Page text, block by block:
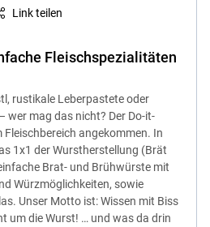
Link teilen
Fleischspezialitäten
rustikale Leberpastete oder
wer mag das nicht? Der Do-it-
angekommen. In
1x1 der Wurstherstellung (Brät
Brat- und Brühwürste mit
Würzmöglichkeiten, sowie
Unser Motto ist: Wissen mit Biss
um die Wurst! … und was da drin